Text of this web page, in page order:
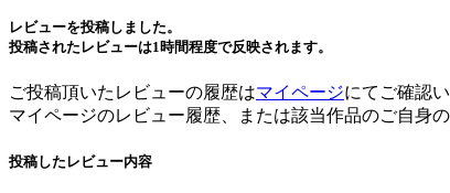
レビューを投稿しました。
投稿されたレビューは1時間程度で反映されます。
ご投稿頂いたレビューの履歴はマイページにてご確認
マイページのレビュー履歴、または該当作品のご自身
投稿したレビュー内容